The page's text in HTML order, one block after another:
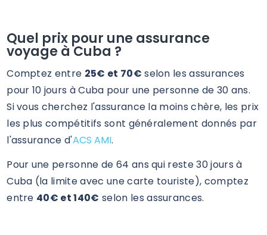
Quel prix pour une assurance
voyage à Cuba ?
Comptez entre 25€ et 70€ selon les assurances
pour 10 jours à Cuba pour une personne de 30 ans.
Si vous cherchez l'assurance la moins chère, les prix
les plus compétitifs sont généralement donnés par
l'assurance d'ACS AMI.
Pour une personne de 64 ans qui reste 30 jours à
Cuba (la limite avec une carte touriste), comptez
entre 40€ et 140€ selon les assurances.